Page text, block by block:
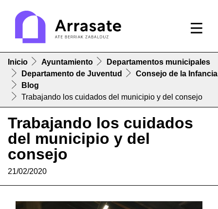
Inicio Ayuntamiento
Departamentos municipales
Departamento de Juventud
Consejo de la Infancia
Blog
Trabajando los cuidados del municipio y del consejo
Trabajando los cuidados
del municipio y del
consejo
21/02/2020